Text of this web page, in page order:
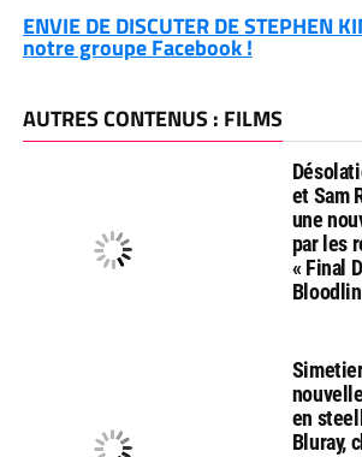
ENVIE DE DISCUTER DE STEPHEN
notre groupe Facebook !
AUTRES CONTENUS : FILMS
et Sam
une
par les
« Final
en
Bluray,